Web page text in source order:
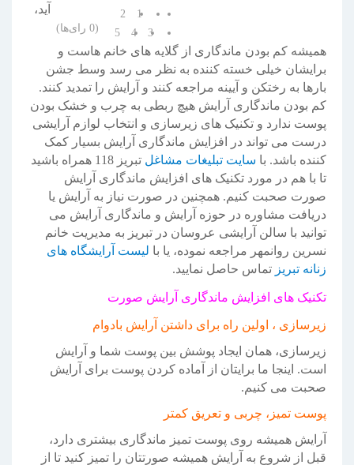
1
2
3
4
5 (0 رای‌ها)
آید،
همیشه کم بودن ماندگاری از گلایه های خانم هاست و
برایشان خیلی خسته کننده به نظر می رسد وسط جشن
بارها به رختکن و آیینه مراجعه کنند و آرایش را تمدید کنند.
کم بودن ماندگاری آرایش هیچ ربطی به چرب و خشک بودن
پوست ندارد و تکنیک های زیرسازی و انتخاب لوازم آرایشی
درست می تواند در افزایش ماندگاری آرایش بسیار کمک
کننده باشد. با سایت تبلیغات مشاغل
تبریز 118 همراه باشید
تا با هم در مورد تکنیک های افزایش ماندگاری آرایش
صورت صحبت کنیم. همچنین در صورت نیاز به آرایش یا
دریافت مشاوره در حوزه آرایش و ماندگاری آرایش می
توانید با سالن آرایشی عروسان در تبریز به مدیریت خانم
نسرین روانمهر مراجعه نموده، یا با لیست آرایشگاه های
زنانه تبریز تماس حاصل نمایید.
تکنیک های افزایش ماندگاری آرایش صورت
زیرسازی ، اولین راه برای داشتن آرایش بادوام
زیرسازی، همان ایجاد پوشش بین پوست شما و آرایش
است. اینجا ما برایتان از آماده کردن پوست برای آرایش
صحبت می کنیم.
پوست تمیز، چربی و تعریق کمتر
آرایش همیشه روی پوست تمیز ماندگاری بیشتری دارد،
قبل از شروع به آرایش همیشه صورتتان را تمیز کنید تا از